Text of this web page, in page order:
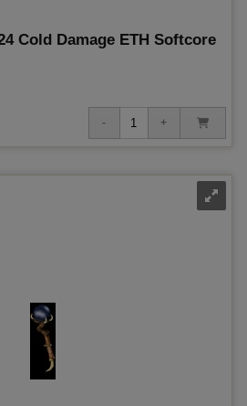
Cold Damage ETH Softcore